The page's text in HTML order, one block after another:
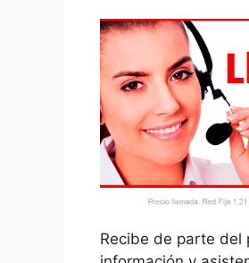
Recibe de parte del